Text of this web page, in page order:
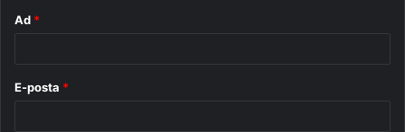
Ad *
E-posta *